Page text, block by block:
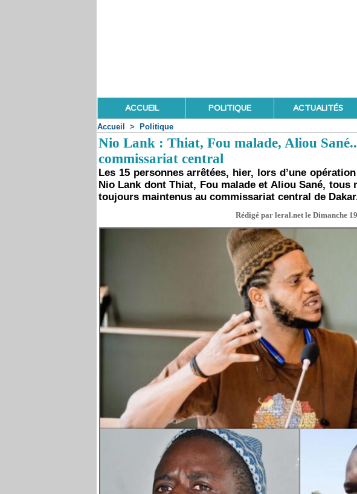
ACCUEIL POLITIQUE ACTUALITÉS
Accueil > Politique
Nio Lank : Thiat, Fou malade, Aliou
commissariat central
Les 15 personnes arrêtées, hier, lors d’une
Nio Lank dont Thiat, Fou malade et Aliou Sané, tous
toujours maintenus au commissariat central de
Rédigé par leral.net le Dimanche